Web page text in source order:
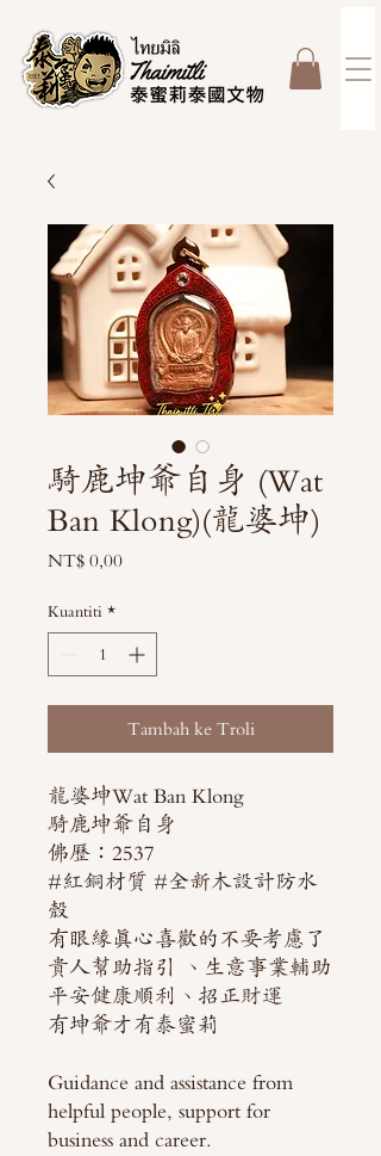
騎鹿坤爺自身 (Wat
Ban Klong)(龍婆坤)
NT$ 0,00Harga
Kuantiti *
Tambah ke Troli
龍婆坤Wat Ban Klong
騎鹿坤爺自身
佛歷：2537
#紅銅材質 #全新木設計防水
殼
有眼緣真心喜歡的不要考慮了
貴人幫助指引 、生意事業輔助
平安健康順利、招正財運
有坤爺才有泰蜜莉
Guidance and assistance from
helpful people, support for
business and career.